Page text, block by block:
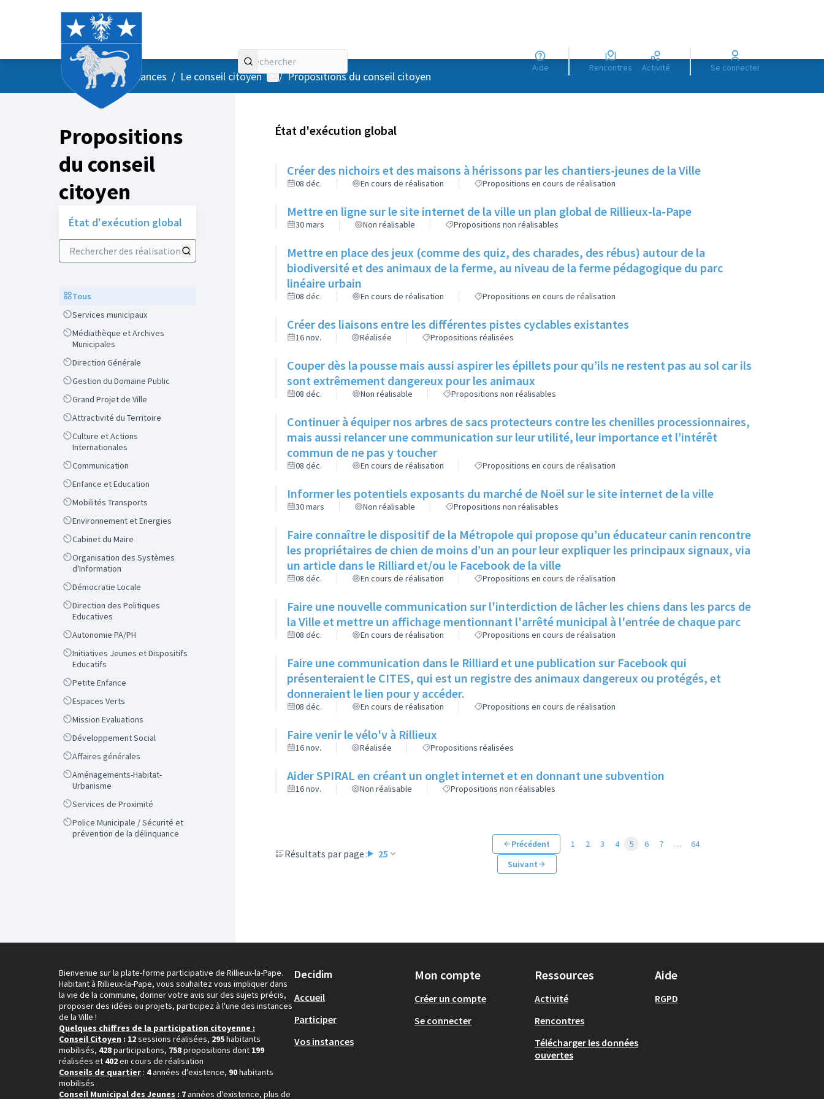
Aide Rencontres Activité Se connecter
AccueilMenu principal
/ Vos instances / Le conseil citoyen Menu utilisateur
/ Propositions du conseil citoyen
Propositions
du conseil
citoyen
État d'exécution global
Rechercher des réalisations
ScopeTous
ScopeServices municipaux
Scope
Médiathèque et Archives
Municipales
ScopeDirection Générale
ScopeGestion du Domaine Public
ScopeGrand Projet de Ville
ScopeAttractivité du Territoire
Scope
Culture et Actions
Internationales
ScopeCommunication
ScopeEnfance et Education
ScopeMobilités Transports
ScopeEnvironnement et Energies
ScopeCabinet du Maire
Scope
Organisation des Systèmes
d'Information
ScopeDémocratie Locale
Scope
Direction des Politiques
Educatives
ScopeAutonomie PA/PH
Scope
Initiatives Jeunes et Dispositifs
Educatifs
ScopePetite Enfance
ScopeEspaces Verts
ScopeMission Evaluations
ScopeDéveloppement Social
ScopeAffaires générales
Scope
Aménagements-Habitat-
Urbanisme
ScopeServices de Proximité
Scope
Police Municipale / Sécurité et
prévention de la délinquance
État d'exécution global
Créer des nichoirs et des maisons à hérissons par les chantiers-jeunes de la Ville
08 déc. En cours de réalisation Propositions en cours de réalisation
Mettre en ligne sur le site internet de la ville un plan global de Rillieux-la-Pape
30 mars Non réalisable Propositions non réalisables
Mettre en place des jeux (comme des quiz, des charades, des rébus) autour de la
biodiversité et des animaux de la ferme, au niveau de la ferme pédagogique du parc
linéaire urbain
08 déc. En cours de réalisation Propositions en cours de réalisation
Créer des liaisons entre les différentes pistes cyclables existantes
16 nov. Réalisée Propositions réalisées
Couper dès la pousse mais aussi aspirer les épillets pour qu’ils ne restent pas au sol car ils
sont extrêmement dangereux pour les animaux
08 déc. Non réalisable Propositions non réalisables
Continuer à équiper nos arbres de sacs protecteurs contre les chenilles processionnaires,
mais aussi relancer une communication sur leur utilité, leur importance et l’intérêt
commun de ne pas y toucher
08 déc. En cours de réalisation Propositions en cours de réalisation
Informer les potentiels exposants du marché de Noël sur le site internet de la ville
30 mars Non réalisable Propositions non réalisables
Faire connaître le dispositif de la Métropole qui propose qu’un éducateur canin rencontre
les propriétaires de chien de moins d’un an pour leur expliquer les principaux signaux, via
un article dans le Rilliard et/ou le Facebook de la ville
08 déc. En cours de réalisation Propositions en cours de réalisation
Faire une nouvelle communication sur l'interdiction de lâcher les chiens dans les parcs de
la Ville et mettre un affichage mentionnant l'arrêté municipal à l'entrée de chaque parc
08 déc. En cours de réalisation Propositions en cours de réalisation
Faire une communication dans le Rilliard et une publication sur Facebook qui
présenteraient le CITES, qui est un registre des animaux dangereux ou protégés, et
donneraient le lien pour y accéder.
08 déc. En cours de réalisation Propositions en cours de réalisation
Faire venir le vélo'v à Rillieux
16 nov. Réalisée Propositions réalisées
Aider SPIRAL en créant un onglet internet et en donnant une subvention
16 nov. Non réalisable Propositions non réalisables
Résultats par page : 25
Précédent 1 2 3 4 5 6 7 …
64
Suivant
Bienvenue sur la plate-forme participative de Rillieux-la-Pape.
Habitant à Rillieux-la-Pape, vous souhaitez vous impliquer dans
la vie de la commune, donner votre avis sur des sujets précis,
proposer des idées ou projets, participez à l'une des instances
de la Ville !
Quelques chiffres de la participation citoyenne :
Conseil Citoyen : 12sessions réalisées, 295habitants
mobilisés, 428participations, 758propositions dont 199
réalisées et 402en cours de réalisation
Conseils de quartier : 4années d'existence, 90habitants
mobilisés
Conseil Municipal des Jeunes : 7années d'existence, plus de
Decidim
Accueil
Participer
Vos instances
Mon compte
Créer un compte
Se connecter
Ressources
Activité
Rencontres
Télécharger les données
ouvertes
Aide
RGPD